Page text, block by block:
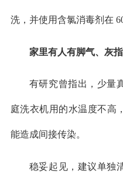
洗，并使用含氯消毒剂在
家里有人有脚气、灰
有研究曾指出，少量
庭洗衣机用的水温度不高
能造成间接传染。
稳妥起见，建议单独